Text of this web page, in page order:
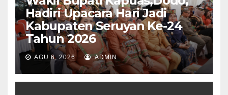
Hadiri Upacara Hari Jadi
Kabupaten Seruyan Ke-24
Tahun 2026
AGU 6, 2026 ADMIN